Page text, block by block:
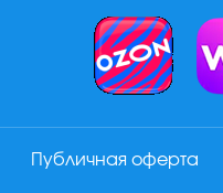
Публичная оферта